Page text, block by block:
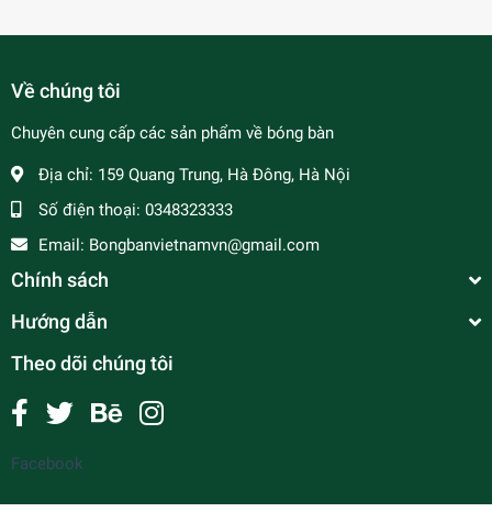
Về chúng tôi
Chuyên cung cấp các sản phẩm về bóng bàn
Địa chỉ: 159 Quang Trung, Hà Đông, Hà Nội
Số điện thoại: 0348323333
Email: Bongbanvietnamvn@gmail.com
Chính sách
Hướng dẫn
Theo dõi chúng tôi
Facebook